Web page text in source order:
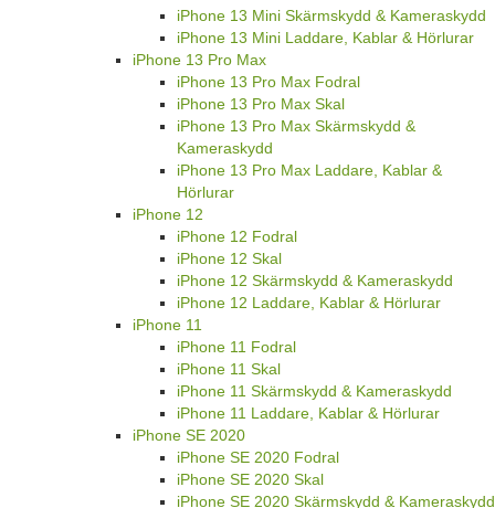
iPhone 13 Mini Skärmskydd & Kameraskydd
iPhone 13 Mini Laddare, Kablar & Hörlurar
iPhone 13 Pro Max
iPhone 13 Pro Max Fodral
iPhone 13 Pro Max Skal
iPhone 13 Pro Max Skärmskydd &
Kameraskydd
iPhone 13 Pro Max Laddare, Kablar &
Hörlurar
iPhone 12
iPhone 12 Fodral
iPhone 12 Skal
iPhone 12 Skärmskydd & Kameraskydd
iPhone 12 Laddare, Kablar & Hörlurar
iPhone 11
iPhone 11 Fodral
iPhone 11 Skal
iPhone 11 Skärmskydd & Kameraskydd
iPhone 11 Laddare, Kablar & Hörlurar
iPhone SE 2020
iPhone SE 2020 Fodral
iPhone SE 2020 Skal
iPhone SE 2020 Skärmskydd & Kameraskydd